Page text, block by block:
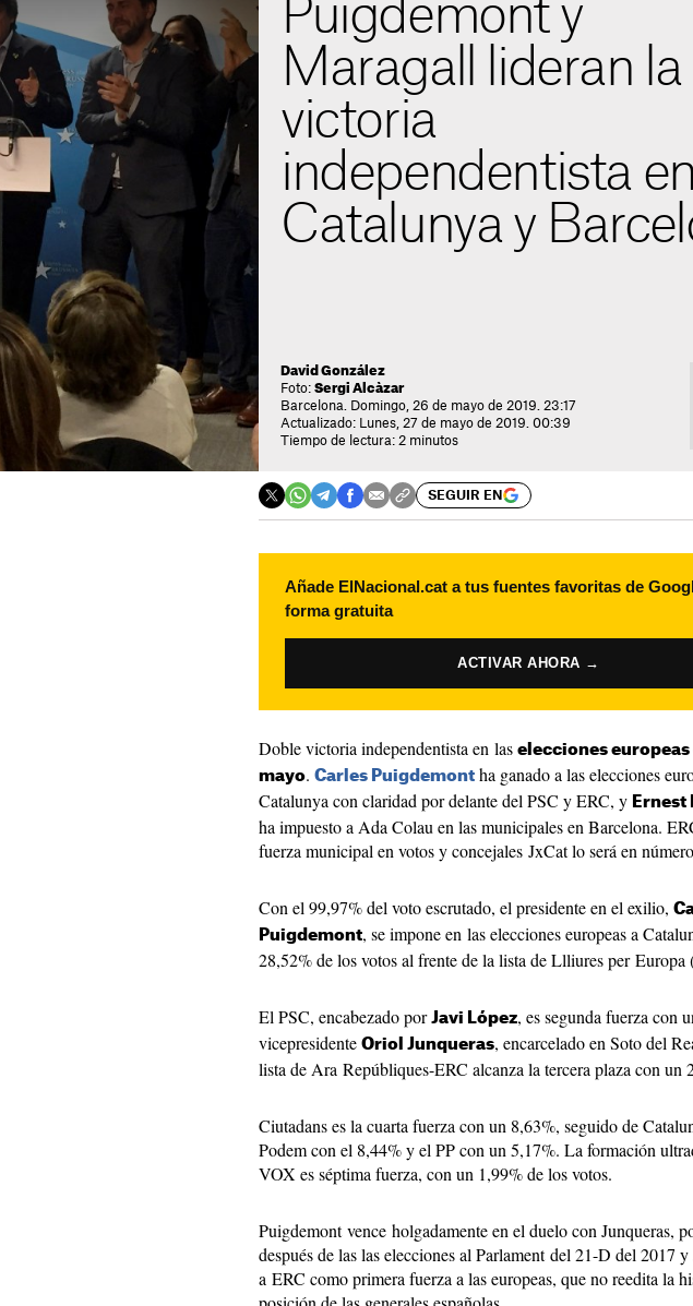
Puigdemont y
Maragall lideran la
victoria
independentista en
Catalunya y
David González
Foto: Sergi Alcàzar
Barcelona. Domingo, 26 de mayo de 2019. 23:17
Actualizado: Lunes, 27 de mayo de 2019. 00:39
Tiempo de lectura: 2 minutos
SEGUIR EN
Añade ElNacional.cat a tus fuentes favoritas de
forma gratuita
ACTIVAR AHORA →
Doble victoria independentista en las elecciones europeas
mayo. Carles Puigdemont ha ganado a las elecciones
Catalunya con claridad por delante del PSC y ERC, y Ernest
ha impuesto a Ada Colau en las municipales en Barcelona.
fuerza municipal en votos y concejales JxCat lo será en
Con el 99,97% del voto escrutado, el presidente en el exilio,
Puigdemont, se impone en las elecciones europeas a
28,52% de los votos al frente de la lista de Llliures per Europa
El PSC, encabezado por Javi López, es segunda fuerza con
vicepresidente Oriol Junqueras, encarcelado en Soto del
lista de Ara Repúbliques-ERC alcanza la tercera plaza con un
Ciutadans es la cuarta fuerza con un 8,63%, seguido de
Podem con el 8,44% y el PP con un 5,17%. La formación
VOX es séptima fuerza, con un 1,99% de los votos.
Puigdemont vence holgadamente en el duelo con Junqueras,
después de las las elecciones al Parlament del 21-D del 2017 y
a ERC como primera fuerza a las europeas, que no reedita la